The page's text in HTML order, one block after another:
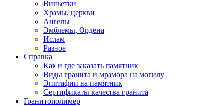
Виньетки
Храмы, церкви
Ангелы
Эмблемы, Ордена
Ислам
Разное
Справка
Как и где заказать памятник
Виды гранита и мрамора на могилу
Эпитафии на памятник
Сертификаты качества гранита
Гранитополимер